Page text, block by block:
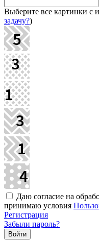
Выберите все картинки с
задачу?)
Даю согласие на
принимаю условия
Регистрация
Забыли пароль?